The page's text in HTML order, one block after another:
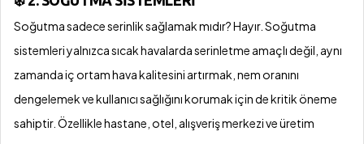
Soğutma sadece serinlik sağlamak mıdır? Hayır. Soğutma
sistemleri yalnızca sıcak havalarda serinletme amaçlı değil, aynı
zamanda iç ortam hava kalitesini artırmak, nem oranını
dengelemek ve kullanıcı sağlığını korumak için de kritik öneme
sahiptir. Özellikle hastane, otel, alışveriş merkezi ve üretim